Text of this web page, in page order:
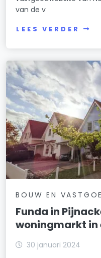
van de v
LEES VERDER
BOUW EN
Funda in
woningmarkt in
30 januari 2024